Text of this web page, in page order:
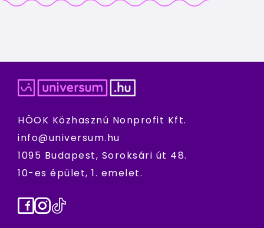
HÖOK Közhasznú Nonprofit Kft.
info@universum.hu
1095 Budapest, Soroksári út 48.
10-es épület, 1. emelet.
Facebook
Instagram
TikTok